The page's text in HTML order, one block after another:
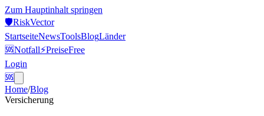
Zum Hauptinhalt springen
🛡️RiskVector
StartseiteNewsToolsBlogLänder
🆘Notfall⚡PreiseFree
Login
🆘
Home/Blog
Versicherung